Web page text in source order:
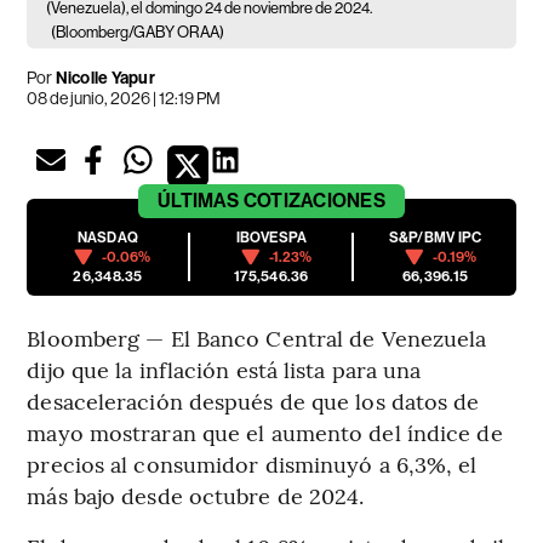
(Venezuela), el domingo 24 de noviembre de 2024.
(Bloomberg/GABY ORAA)
PorNicolle Yapur
08 de junio, 2026 | 12:19 PM
ÚLTIMAS COTIZACIONES
NASDAQ
-0.06%
26,348.35
IBOVESPA
-1.23%
175,546.36
S&P/BMV IPC
-0.19%
66,396.15
Bloomberg — El Banco Central de Venezuela
dijo que la inflación está lista para una
desaceleración después de que los datos de
mayo mostraran que el aumento del índice de
precios al consumidor disminuyó a 6,3%, el
más bajo desde octubre de 2024.